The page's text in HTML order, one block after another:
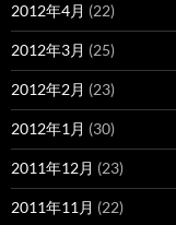
2012年4月 (22)
2012年3月 (25)
2012年2月 (23)
2012年1月 (30)
2011年12月 (23)
2011年11月 (22)